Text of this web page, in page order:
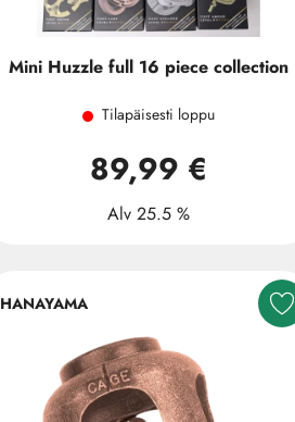
Mini Huzzle full 16 piece collection
Tilapäisesti loppu
89,99 €
Alv 25.5 %
HANAYAMA